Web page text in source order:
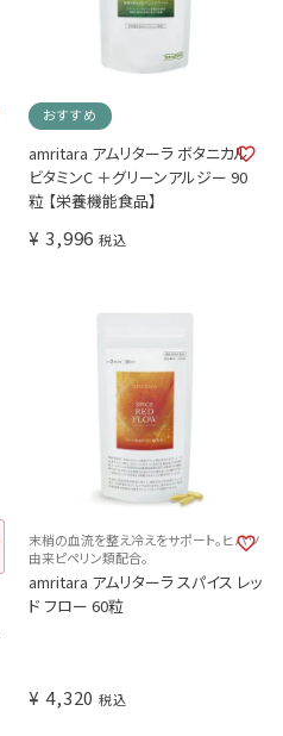
おすすめ
amritara アムリターラ ボタニカル
ビタミンC ＋グリーンアルジー 90
粒 【栄養機能食品】
¥ 3,996 税込
末梢の血流を整え冷えをサポート。ヒハツ
由来ピペリン類配合。
amritara アムリターラ スパイス レッ
ド フロー 60粒
¥ 4,320 税込